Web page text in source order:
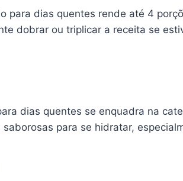
para dias quentes rende até 4
dobrar ou triplicar a receita se
dias quentes se enquadra na
para se hidratar,